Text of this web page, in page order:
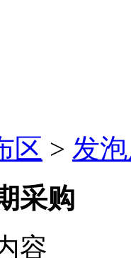
区 > 发
采购
容